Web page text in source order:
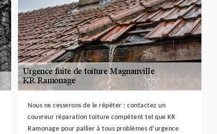
Nous ne cesserons de le répéter : contactez un
couvreur réparation toiture compétent tel que KR
Ramonage pour pallier à tous problèmes d’urgence